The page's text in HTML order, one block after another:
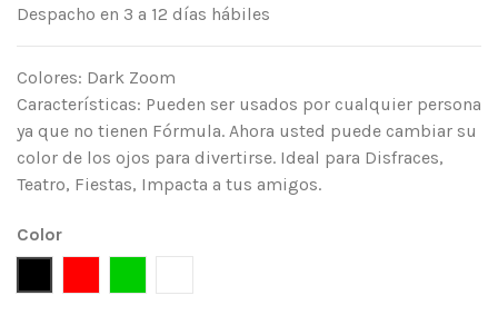
Despacho en 3 a 12 días hábiles
Colores: Dark Zoom
Características: Pueden ser usados por cualquier persona
ya que no tienen Fórmula. Ahora usted puede cambiar su
color de los ojos para divertirse. Ideal para Disfraces,
Teatro, Fiestas, Impacta a tus amigos.
Color